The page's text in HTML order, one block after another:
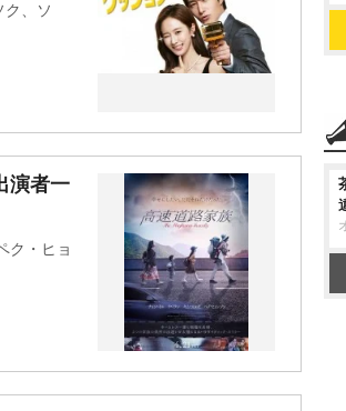
ク、ソ
演者一
ク・ヒョ